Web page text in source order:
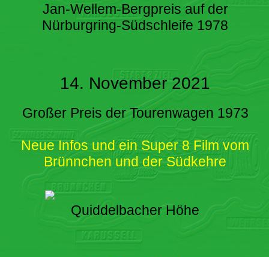
Jan-Wellem-Bergpreis auf der
Nürburgring-Südschleife 1978
14. November 2021
Großer Preis der Tourenwagen 1973
Neue Infos und ein Super 8 Film vom
Brünnchen und der Südkehre
Quiddelbacher Höhe